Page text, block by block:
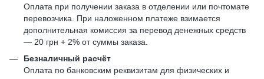
Оплата при получении заказа в отделении или почтомате
перевозчика. При наложенном платеже взимается
дополнительная комиссия за перевод денежных средств
— 20 грн + 2% от суммы заказа.
Безналичный расчёт
Оплата по банковским реквизитам для физических и